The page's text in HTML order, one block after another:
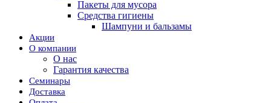
Пакеты для мусора
Средства гигиены
Шампуни и бальзамы
Акции
О компании
О нас
Гарантия качества
Семинары
Доставка